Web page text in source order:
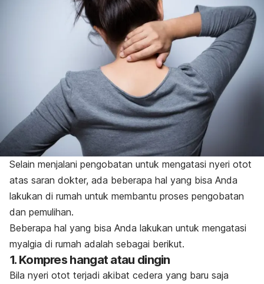
Selain menjalani pengobatan untuk mengatasi nyeri otot
atas saran dokter, ada beberapa hal yang bisa Anda
lakukan di rumah untuk membantu proses pengobatan
dan pemulihan.
Beberapa hal yang bisa Anda lakukan untuk mengatasi
myalgia di rumah adalah sebagai berikut.
1. Kompres hangat atau dingin
Bila nyeri otot terjadi akibat cedera yang baru saja